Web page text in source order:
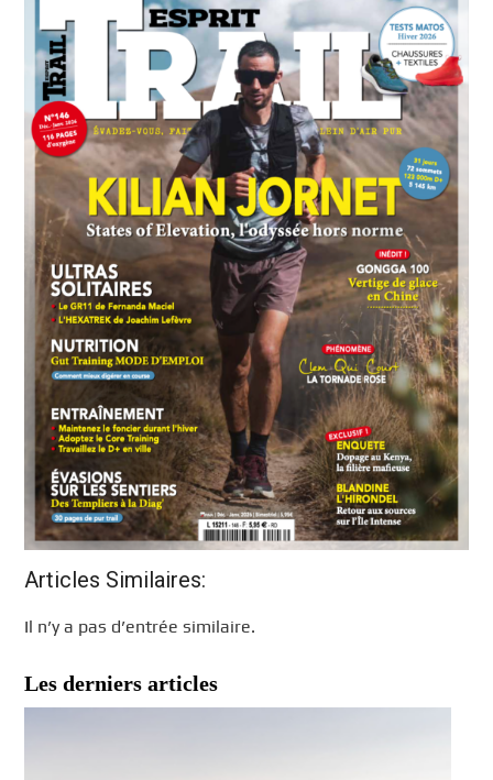
Articles Similaires:
Il n’y a pas d’entrée similaire.
Les derniers articles